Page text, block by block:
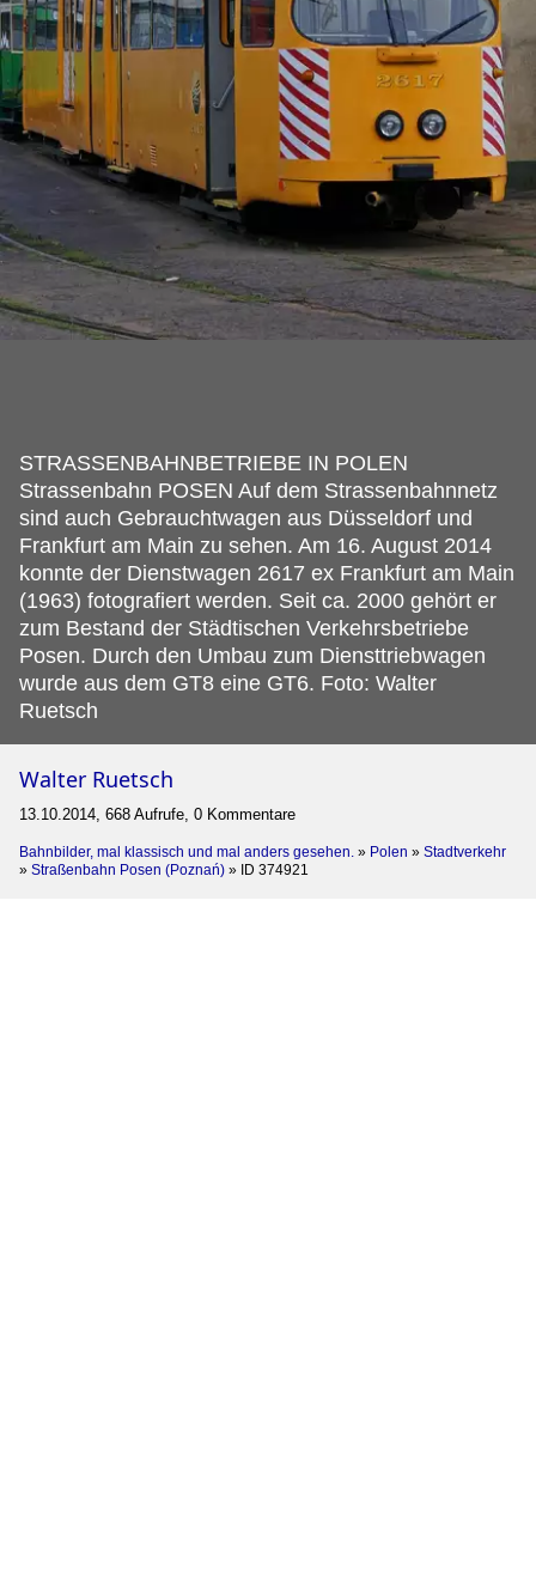
STRASSENBAHNBETRIEBE IN POLEN
Strassenbahn POSEN Auf dem Strassenbahnnetz
sind auch Gebrauchtwagen aus Düsseldorf und
Frankfurt am Main zu sehen. Am 16. August 2014
konnte der Dienstwagen 2617 ex Frankfurt am Main
(1963) fotografiert werden. Seit ca. 2000 gehört er
zum Bestand der Städtischen Verkehrsbetriebe
Posen. Durch den Umbau zum Diensttriebwagen
wurde aus dem GT8 eine GT6. Foto: Walter
Ruetsch
Walter Ruetsch
13.10.2014, 668 Aufrufe, 0 Kommentare
Bahnbilder, mal klassisch und mal anders gesehen. » Polen » Stadtverkehr
» Straßenbahn Posen (Poznań) » ID 374921